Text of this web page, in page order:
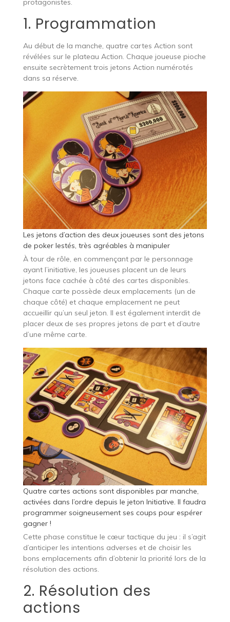
1. Programmation
Au début de la manche, quatre cartes Action sont
révélées sur le plateau Action. Chaque joueuse pioche
ensuite secrètement trois jetons Action numérotés
dans sa réserve.
Les jetons d’action des deux joueuses sont des jetons
de poker lestés, très agréables à manipuler
À tour de rôle, en commençant par le personnage
ayant l’initiative, les joueuses placent un de leurs
jetons face cachée à côté des cartes disponibles.
Chaque carte possède deux emplacements (un de
chaque côté) et chaque emplacement ne peut
accueillir qu’un seul jeton. Il est également interdit de
placer deux de ses propres jetons de part et d’autre
d’une même carte.
Quatre cartes actions sont disponibles par manche,
activées dans l’ordre depuis le jeton Initiative. Il faudra
programmer soigneusement ses coups pour espérer
gagner !
Cette phase constitue le cœur tactique du jeu : il s’agit
d’anticiper les intentions adverses et de choisir les
bons emplacements afin d’obtenir la priorité lors de la
résolution des actions.
2. Résolution des
actions